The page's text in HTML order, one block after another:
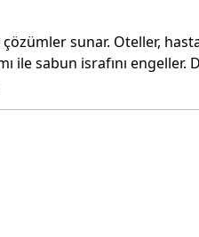
sunar. Oteller,
sabun israfını engeller.